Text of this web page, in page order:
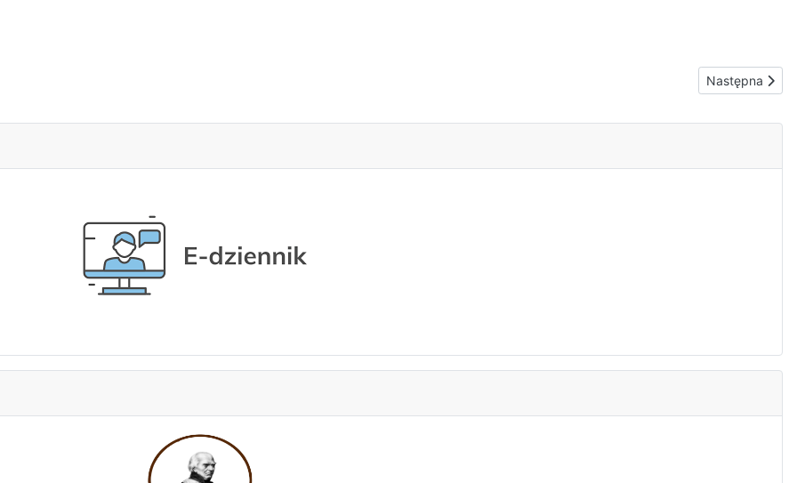
procesu rekrutacji Następna
Następna